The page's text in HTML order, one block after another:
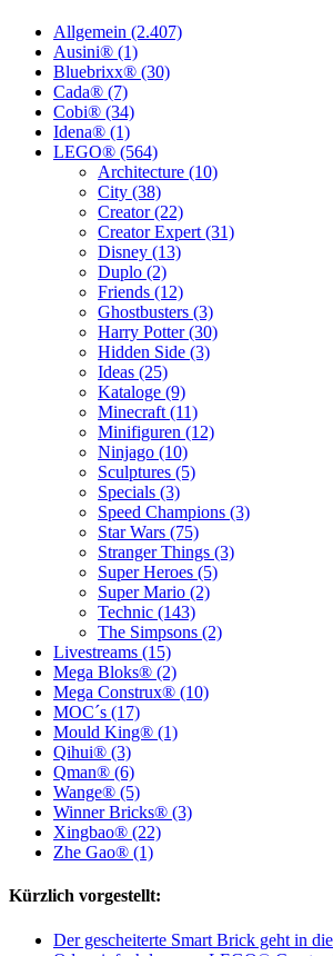
Allgemein (2.407)
Ausini® (1)
Bluebrixx® (30)
Cada® (7)
Cobi® (34)
Idena® (1)
LEGO® (564)
Architecture (10)
City (38)
Creator (22)
Creator Expert (31)
Disney (13)
Duplo (2)
Friends (12)
Ghostbusters (3)
Harry Potter (30)
Hidden Side (3)
Ideas (25)
Kataloge (9)
Minecraft (11)
Minifiguren (12)
Ninjago (10)
Sculptures (5)
Specials (3)
Speed Champions (3)
Star Wars (75)
Stranger Things (3)
Super Heroes (5)
Super Mario (2)
Technic (143)
The Simpsons (2)
Livestreams (15)
Mega Bloks® (2)
Mega Construx® (10)
MOC´s (17)
Mould King® (1)
Qihui® (3)
Qman® (6)
Wange® (5)
Winner Bricks® (3)
Xingbao® (22)
Zhe Gao® (1)
Kürzlich vorgestellt:
Der gescheiterte Smart Brick geht in